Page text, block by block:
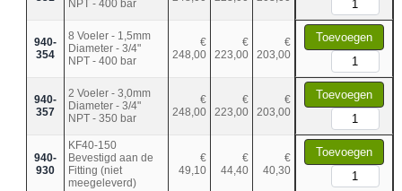
NPT - 400 bar
940-
354
8 Voeler - 1,5mm
Diameter - 3/4"
NPT - 400 bar
€
248,00
€
223,00
€
203,00
Toevoegen
940-
357
2 Voeler - 3,0mm
Diameter - 3/4"
NPT - 350 bar
€
248,00
€
223,00
€
203,00
Toevoegen
940-
930
KF40-150
Bevestigd aan de
Fitting (niet
meegeleverd)
€
49,10
€
44,40
€
40,30
Toevoegen